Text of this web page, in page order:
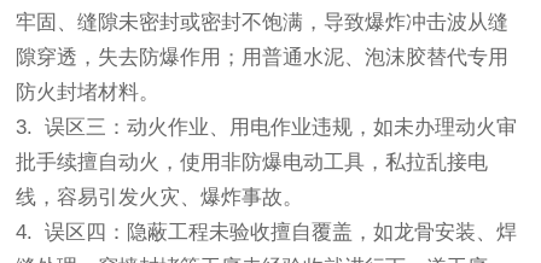
牢固、缝隙未密封或密封不饱满，导致爆炸冲击波从缝
隙穿透，失去防爆作用；用普通水泥、泡沫胶替代专用
防火封堵材料。
3. 误区三：动火作业、用电作业违规，如未办理动火审
批手续擅自动火，使用非防爆电动工具，私拉乱接电
线，容易引发火灾、爆炸事故。
4. 误区四：隐蔽工程未验收擅自覆盖，如龙骨安装、焊